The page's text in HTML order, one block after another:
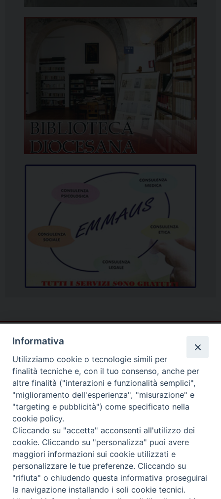
Piazza Duomo
81057 TEANO (CE)
Tel. 0823875428
Copyright © 2025
Informativa
Utilizziamo cookie o tecnologie simili per
finalità tecniche e, con il tuo consenso, anche per
altre finalità ("interazioni e funzionalità semplici",
"miglioramento dell'esperienza", "misurazione" e
"targeting e pubblicità") come specificato nella
cookie policy.
Cliccando su "accetta" acconsenti all'utilizzo dei
cookie. Cliccando su "personalizza" puoi avere
maggiori informazioni sui cookie utilizzati e
personalizzare le tue preferenze. Cliccando su
"rifiuta" o chiudendo questa informativa proseguirai
la navigazione installando i soli cookie tecnici.